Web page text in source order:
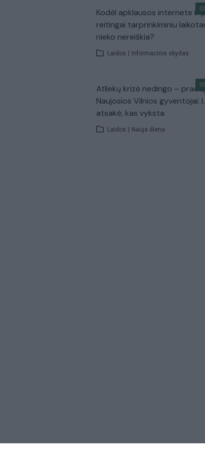
Kodėl apklausos internete ir
reitingai tarprinkiminiu
nieko nereiškia?
Laidos | Informacinis skydas
Atliekų krizė nedingo –
Naujosios Vilnios gyventojai:
atsakė, kas vyksta
Laidos | Nauja diena